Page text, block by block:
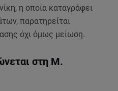
η οποία καταγράφει
παρατηρείται
όχι όμως μείωση.
στη Μ.